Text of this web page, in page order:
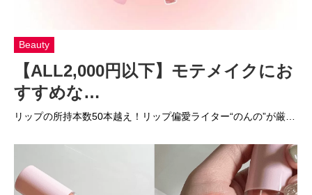
Beauty
【ALL2,000円以下】モテメイクにお
すすめな…
リップの所持本数50本越え！リップ偏愛ライター“のんの”が厳…